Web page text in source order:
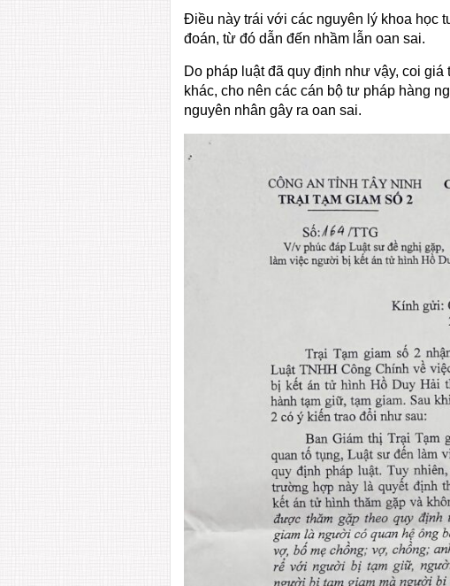
Điều này trái với các nguyên lý khoa học
đoán, từ đó dẫn đến nhầm lẫn oan sai.
Do pháp luật đã quy định như vậy, coi
khác, cho nên các cán bộ tư pháp hàng
nguyên nhân gây ra oan sai.